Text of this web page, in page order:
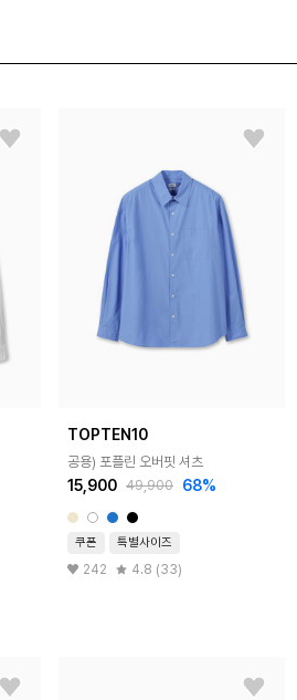
TOPTEN10
공용) 포플린 오버핏 셔츠
15,900 49,900 68%
쿠폰 특별사이즈
242 4.8 (33)